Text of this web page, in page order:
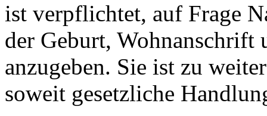
ist verpflichtet, auf Frage
der Geburt, Wohnanschrift
anzugeben. Sie ist zu
soweit gesetzliche